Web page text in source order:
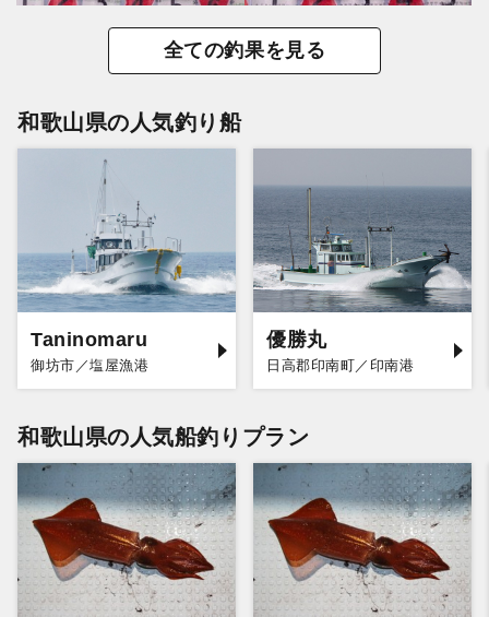
全ての釣果を見る
和歌山県の人気釣り船
Taninomaru
御坊市／塩屋漁港
優勝丸
日高郡印南町／印南港
和歌山県の人気船釣りプラン